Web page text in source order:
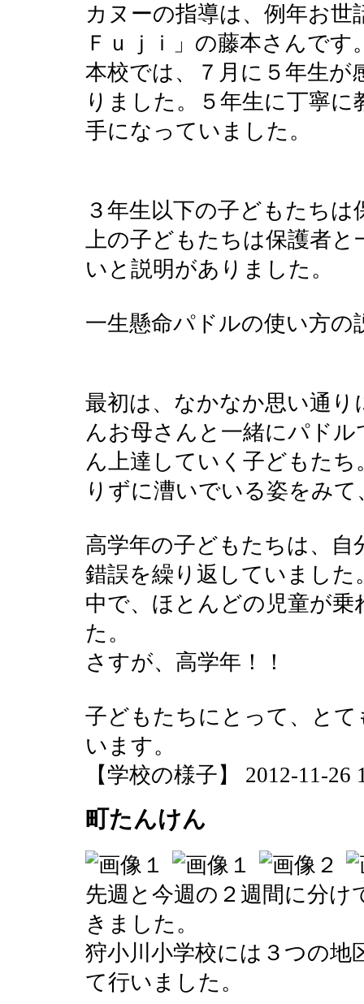
カヌーの指導は、例年お
Ｆｕｊｉ」の藤本さんです
本校では、７月に５年生が
りました。５年生に丁寧
手になっていました。
３年生以下の子どもたち
上の子どもたちは保護者
いと説明がありました。
一生懸命パドルの使い方の
最初は、なかなか思い通
んお母さんと一緒にパド
ん上達していく子どもた
りずに漕いでいる姿をみ
高学年の子どもたちは、
錯誤を繰り返していまし
中で、ほとんどの児童が
た。
さすが、高学年！！
子どもたちにとって、と
います。
【学校の様子】 2012-11-26
町たんけん
先週と今週の２週間に分
きました。
狩小川小学校には３つの地
て行いました。